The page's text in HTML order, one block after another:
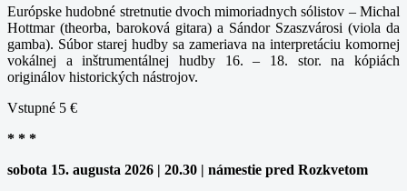
Európske hudobné stretnutie dvoch mimoriadnych sólistov – Michal
Hottmar (theorba, baroková gitara) a Sándor Szaszvárosi (viola da
gamba). Súbor starej hudby sa zameriava na interpretáciu komornej
vokálnej a inštrumentálnej hudby 16. – 18. stor. na kópiách
originálov historických nástrojov.
Vstupné 5 €
* * *
sobota 15. augusta 2026 | 20.30 | námestie pred Rozkvetom